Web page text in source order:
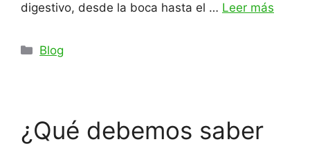
digestivo, desde la boca hasta el … Leer más
Categorías
Blog
¿Qué debemos saber